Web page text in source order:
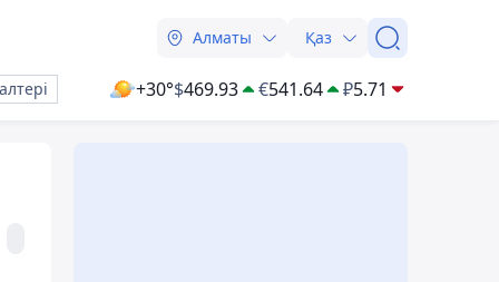
Алматы Қаз
+30°$469.93 €541.64 ₽5.71